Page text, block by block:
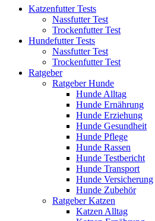
Katzenfutter Tests
Nassfutter Test
Trockenfutter Test
Hundefutter Tests
Nassfutter Test
Trockenfutter Test
Ratgeber
Ratgeber Hunde
Hunde Alltag
Hunde Ernährung
Hunde Erziehung
Hunde Gesundheit
Hunde Pflege
Hunde Rassen
Hunde Testbericht
Hunde Transport
Hunde Versicherung
Hunde Zubehör
Ratgeber Katzen
Katzen Alltag